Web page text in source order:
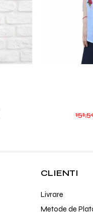
CLIENTI
Livrare
Metode de